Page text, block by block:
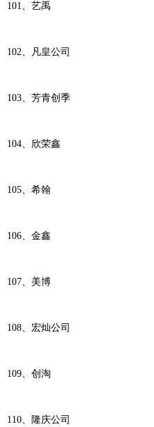
101、艺禹
102、凡皇公司
103、芳青创季
104、欣荣鑫
105、希翰
106、金鑫
107、美博
108、宏灿公司
109、创淘
110、隆庆公司